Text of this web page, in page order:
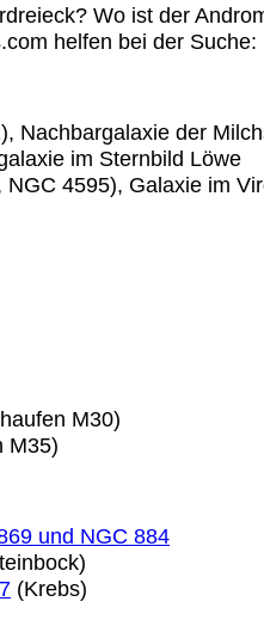
Wo ist der
helfen bei der Suche:
Nachbargalaxie der
im Sternbild Löwe
NGC 4595), Galaxie im
M30)
M35)
und NGC 884
(Krebs)